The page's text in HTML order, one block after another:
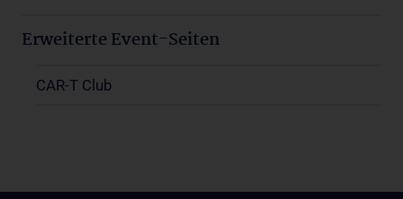
Erweiterte Event-Seiten
CAR-T Club